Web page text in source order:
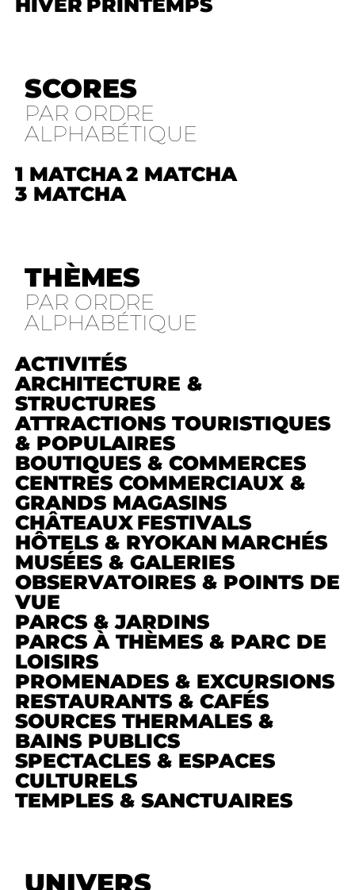
HIVER PRINTEMPS
SCORES
PAR ORDRE
ALPHABÉTIQUE
1 MATCHA2 MATCHA
3 MATCHA
THÈMES
PAR ORDRE
ALPHABÉTIQUE
ACTIVITÉS
ARCHITECTURE &
STRUCTURES
ATTRACTIONS TOURISTIQUES
& POPULAIRES
BOUTIQUES & COMMERCES
CENTRES COMMERCIAUX &
GRANDS MAGASINS
CHÂTEAUX FESTIVALS
HÔTELS & RYOKAN MARCHÉS
MUSÉES & GALERIES
OBSERVATOIRES & POINTS DE
VUE
PARCS & JARDINS
PARCS À THÈMES & PARC DE
LOISIRS
PROMENADES & EXCURSIONS
RESTAURANTS & CAFÉS
SOURCES THERMALES &
BAINS PUBLICS
SPECTACLES & ESPACES
CULTURELS
TEMPLES & SANCTUAIRES
UNIVERS